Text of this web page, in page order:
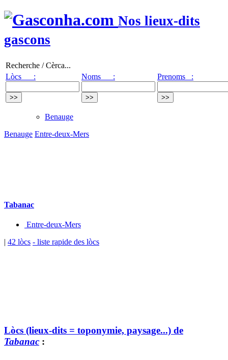
Nos lieux-dits
gascons
Recherche / Cèrca...
Lòcs :
Noms : Prenoms :
Benauge
Benauge Entre-deux-Mers
Tabanac
Entre-deux-Mers
| 42 lòcs - liste rapide des lòcs
Lòcs (lieux-dits = toponymie, paysage...) de
Tabanac :